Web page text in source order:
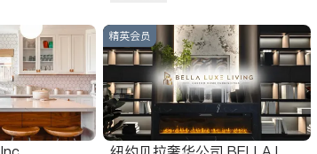
师-其它 保释 精英会员